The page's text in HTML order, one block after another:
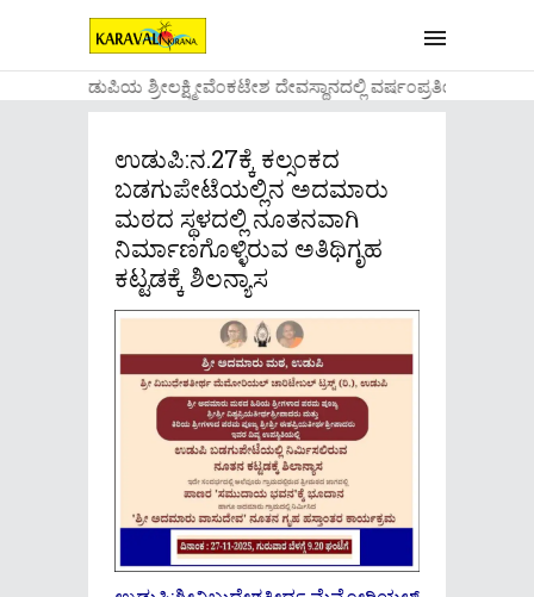
....ಉಡುಪಿಯ ಶ್ರೀಲಕ್ಷ್ಮೀವೆ೦ಕಟೇಶ ದೇವಸ್ಥಾನದಲ್ಲಿ ವರ್ಷ೦ಪ್ರತಿಯ
ಉಡುಪಿ:ನ.27ಕ್ಕೆ ಕಲ್ಸ೦ಕದ
ಬಡಗುಪೇಟೆಯಲ್ಲಿನ ಅದಮಾರು
ಮಠದ ಸ್ಥಳದಲ್ಲಿ ನೂತನವಾಗಿ
ನಿರ್ಮಾಣಗೊಳ್ಳಿರುವ ಅತಿಥಿಗೃಹ
ಕಟ್ಟಡಕ್ಕೆ ಶಿಲನ್ಯಾಸ